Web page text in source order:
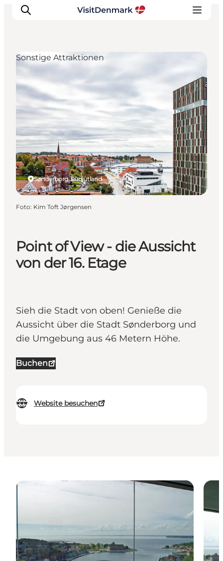
Inspiration
Regionen
Erlebnisse
Unterkünfte
Reiseplanung
Point of View - die Aussicht
von der 16. Etage
Sieh die Stadt von oben! Genieße die
Aussicht über die Stadt Sønderborg und
die Umgebung aus 46 Metern Höhe.
Buchen
Website besuchen
Sønderborg, Südjütland
Sonstige Attraktionen
Foto: Kim Toft Jørgensen